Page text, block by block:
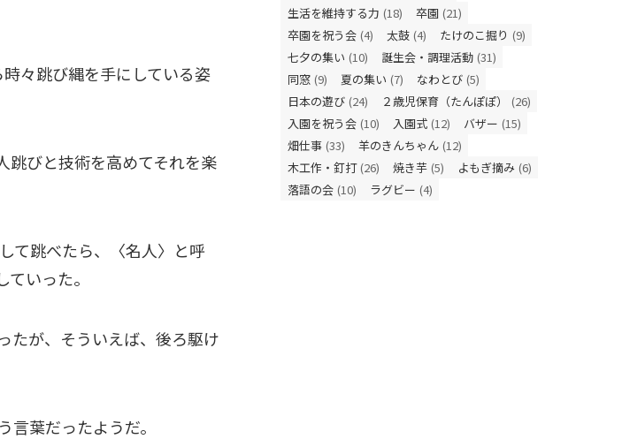
々跳び縄を手にしている姿
跳びと技術を高めてそれを楽
て跳べたら、〈名人〉と呼
いった。
たが、そういえば、後ろ駆け
葉だったようだ。
生活を維持する力 (18) 卒園 (21)
卒園を祝う会 (4) 太鼓 (4) たけのこ掘り (9)
七夕の集い (10) 誕生会・調理活動 (31)
同窓 (9) 夏の集い (7) なわとび (5)
日本の遊び (24) ２歳児保育（たんぽぽ）
(26)
入園を祝う会 (10) 入園式 (12) バザー (15)
畑仕事 (33) 羊のきんちゃん (12)
木工作・釘打 (26) 焼き芋 (5) よもぎ摘み (6)
落語の会 (10) ラグビー (4)